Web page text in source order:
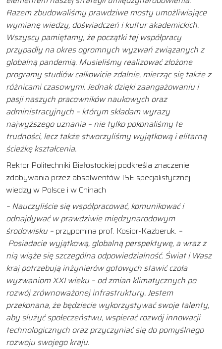
Razem zbudowaliśmy prawdziwe mosty umożliwiające
wymianę wiedzy, doświadczeń i kultur akademickich.
Wszyscy pamiętamy, że początki tej współpracy
przypadły na okres ogromnych wyzwań związanych z
globalną pandemią. Musieliśmy realizować złożone
programy studiów całkowicie zdalnie, mierząc się także z
różnicami czasowymi. Jednak dzięki zaangażowaniu i
pasji naszych pracowników naukowych oraz
administracyjnych – którym składam wyrazy
najwyższego uznania – nie tylko pokonaliśmy te
trudności, lecz także stworzyliśmy wyjątkową i elitarną
ścieżkę kształcenia.
Rektor Politechniki Białostockiej podkreśla znaczenie
zdobywania przez absolwentów ISE specjalistycznej
wiedzy w Polsce i w Chinach
– Nauczyliście się współpracować, komunikować i
odnajdywać w prawdziwie międzynarodowym
środowisku – przypomina prof. Kosior-Kazberuk. –
Posiadacie wyjątkową, globalną perspektywę, a wraz z
nią wiąże się szczególna odpowiedzialność. Świat i Wasz
kraj potrzebują inżynierów gotowych stawić czoła
wyzwaniom XXI wieku – od zmian klimatycznych po
rozwój zrównoważonej infrastruktury. Jestem
przekonana, że będziecie wykorzystywać swoje talenty,
aby służyć społeczeństwu, wspierać rozwój innowacji
technologicznych oraz przyczyniać się do pomyślnego
rozwoju swojego kraju.